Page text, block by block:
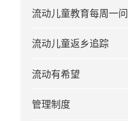
流动儿童教育每周一问
流动儿童返乡追踪
流动有希望
管理制度